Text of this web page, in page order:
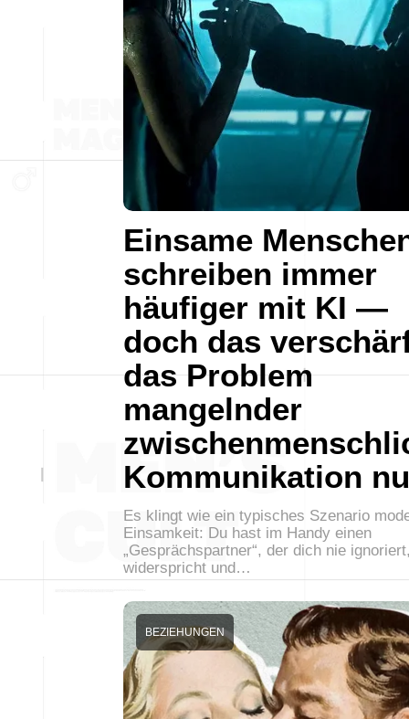
Einsame
schreiben immer
häufiger mit KI —
doch das
das Problem
mangelnder
Kommunikation
Es klingt wie ein typisches Szenario
Einsamkeit: Du hast im Handy einen
„Gesprächspartner“, der dich nie
widerspricht und…
BEZIEHUNGEN